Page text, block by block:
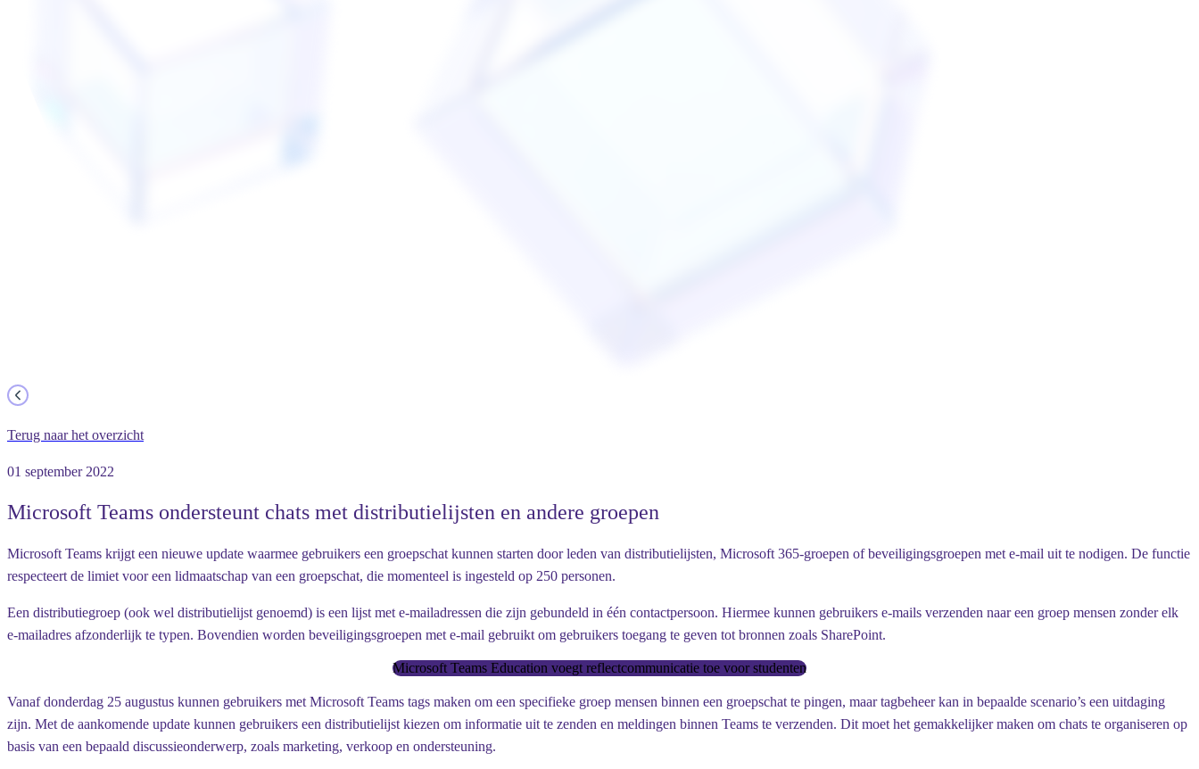
Terug naar het overzicht
01 september 2022
Microsoft Teams ondersteunt chats met distributielijsten en andere groepen
Microsoft Teams krijgt een nieuwe update waarmee gebruikers een groepschat kunnen starten door leden van distributielijsten, Microsoft 365-groepen of beveiligingsgroepen met e-mail uit te nodigen. De functie
respecteert de limiet voor een lidmaatschap van een groepschat, die momenteel is ingesteld op 250 personen.
Een distributiegroep (ook wel distributielijst genoemd) is een lijst met e-mailadressen die zijn gebundeld in één contactpersoon. Hiermee kunnen gebruikers e-mails verzenden naar een groep mensen zonder elk
e-mailadres afzonderlijk te typen. Bovendien worden beveiligingsgroepen met e-mail gebruikt om gebruikers toegang te geven tot bronnen zoals SharePoint.
Microsoft Teams Education voegt reflectcommunicatie toe voor studenten
Vanaf donderdag 25 augustus kunnen gebruikers met Microsoft Teams tags maken om een specifieke groep mensen binnen een groepschat te pingen, maar tagbeheer kan in bepaalde scenario’s een uitdaging
zijn. Met de aankomende update kunnen gebruikers een distributielijst kiezen om informatie uit te zenden en meldingen binnen Teams te verzenden. Dit moet het gemakkelijker maken om chats te organiseren op
basis van een bepaald discussieonderwerp, zoals marketing, verkoop en ondersteuning.